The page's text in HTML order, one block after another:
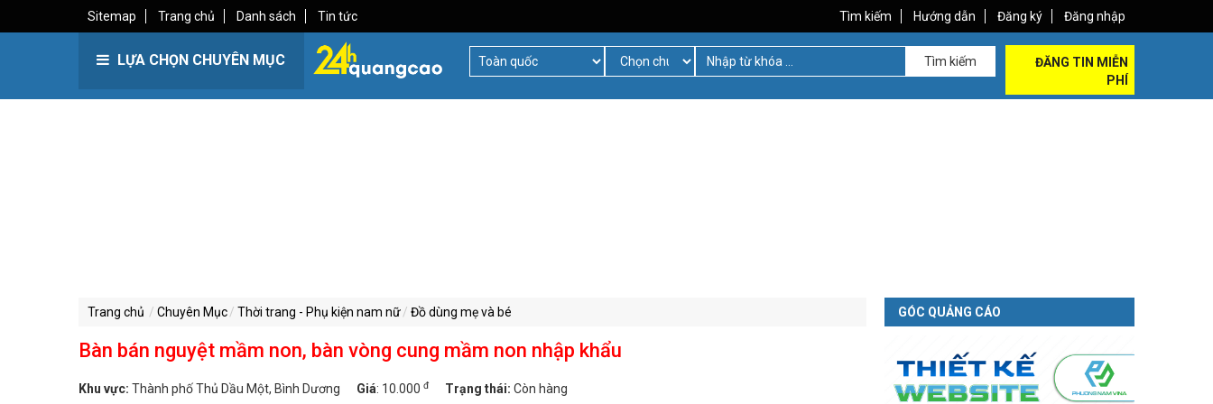
Sitemap Trang chủ Danh sách Tin tức Tìm kiếm Hướng dẫn Đăng ký Đăng nhập
LỰA CHỌN CHUYÊN MỤC Tìm kiếm
ĐĂNG TIN MIỄN
PHÍ
Trang chủ Chuyên Mục Thời trang - Phụ kiện nam nữ Đồ dùng mẹ và bé
Bàn bán nguyệt mầm non, bàn vòng cung mầm non nhập khẩu
Khu vực: Thành phố Thủ Dầu Một, Bình Dương Giá: 10.000 đ Trạng thái: Còn hàng
GÓC QUẢNG CÁO